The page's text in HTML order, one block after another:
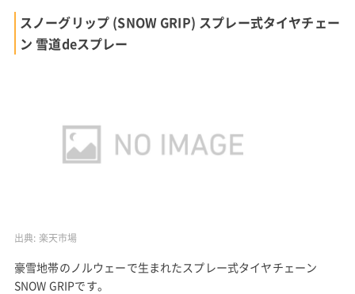
スノーグリップ (SNOW GRIP) スプレー式タイヤチェー
ン 雪道deスプレー
出典: 楽天市場
豪雪地帯のノルウェーで生まれたスプレー式タイヤチェーン
SNOW GRIPです。